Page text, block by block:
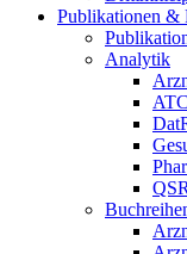
Publikationen &
Analytik